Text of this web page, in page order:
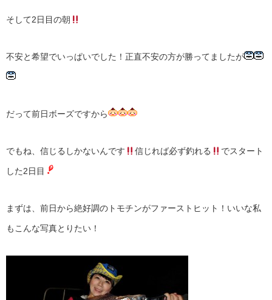
そして2日目の朝
不安と希望でいっぱいでした！正直不安の方が勝ってましたが
だって前日ボーズですから
でもね、信じるしかないんです 信じれば必ず釣れる でスタート
した2日目
まずは、前日から絶好調のトモチンがファーストヒット！いいな私
もこんな写真とりたい！